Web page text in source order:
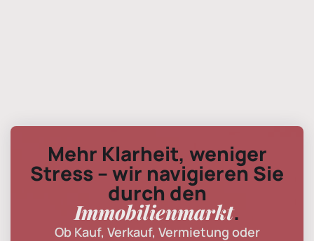
Mehr Klarheit, weniger
Stress – wir navigieren Sie
durch den
Immobilienmarkt.
Ob Kauf, Verkauf, Vermietung oder